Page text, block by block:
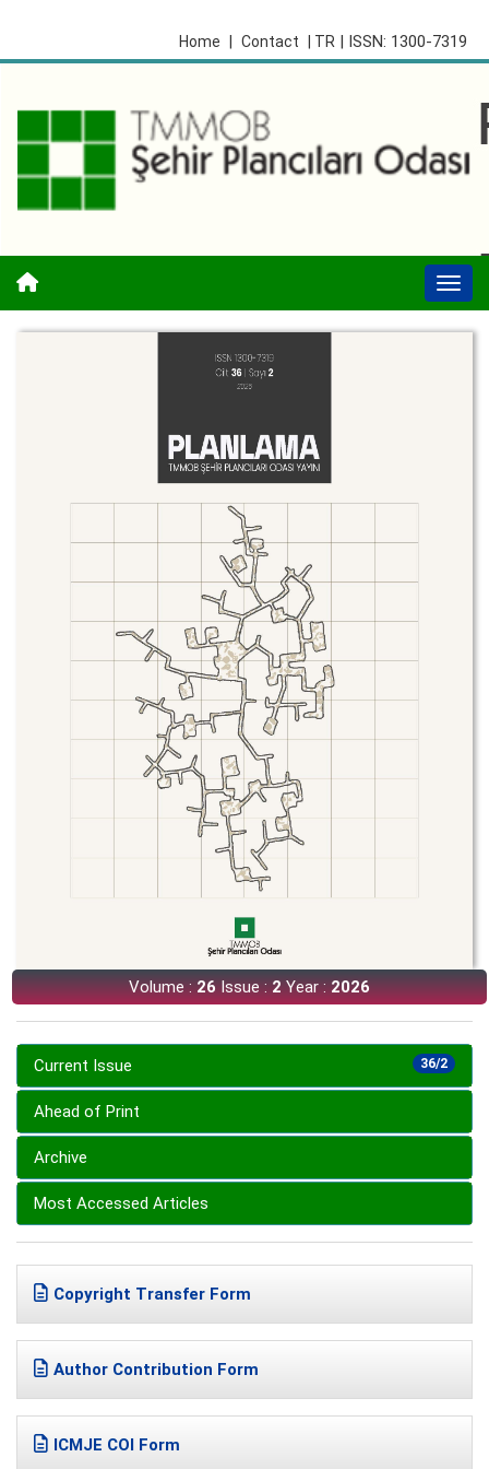
| ISSN: 1300-7319
| TR
Contact
Home
Volume :26Issue :2Year :2026
36/2
Current Issue
Ahead of Print
Archive
Most Accessed Articles
Copyright Transfer Form
Author Contribution Form
ICMJE COI Form